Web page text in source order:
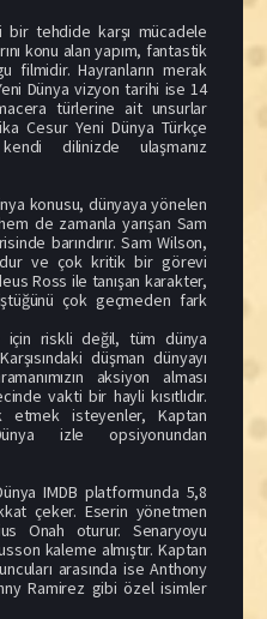
bir tehdide karşı mücadele
konu alan yapım, fantastik
filmidir. Hayranların merak
Dünya vizyon tarihi ise 14
türlerine ait unsurlar
Cesur Yeni Dünya Türkçe
dilinizde ulaşmanız
konusu, dünyaya yönelen
de zamanla yarışan Sam
barındırır. Sam Wilson,
ve çok kritik bir görevi
Ross ile tanışan karakter,
çok geçmeden fark
için riskli değil, tüm dünya
düşman dünyayı
aksiyon alması
vakti bir hayli kısıtlıdır.
etmek isteyenler, Kaptan
izle opsiyonundan
IMDB platformunda 5,8
çeker. Eserin yönetmen
Onah oturur. Senaryoyu
kaleme almıştır. Kaptan
arasında ise Anthony
Ramirez gibi özel isimler